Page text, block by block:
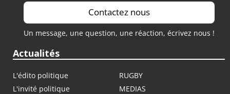
Contactez nous
Un message, une question, une réaction, écrivez nous !
Actualités
L'édito politique
RUGBY
L'invité politique
MEDIAS